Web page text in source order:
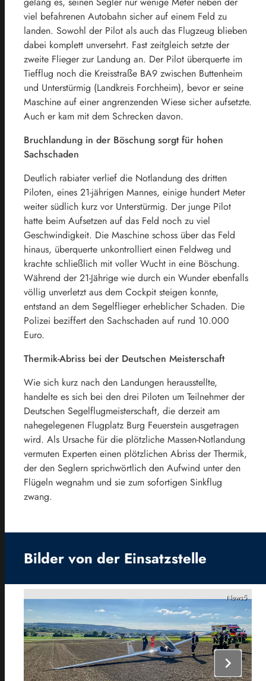
viel befahrenen Autobahn sicher auf einem Feld zu
landen. Sowohl der Pilot als auch das Flugzeug blieben
dabei komplett unversehrt. Fast zeitgleich setzte der
zweite Flieger zur Landung an. Der Pilot überquerte im
Tiefflug noch die Kreisstraße BA9 zwischen Buttenheim
und Unterstürmig (Landkreis Forchheim), bevor er seine
Maschine auf einer angrenzenden Wiese sicher aufsetzte.
Auch er kam mit dem Schrecken davon.
Bruchlandung in der Böschung sorgt für hohen
Sachschaden
Deutlich rabiater verlief die Notlandung des dritten
Piloten, eines 21-jährigen Mannes, einige hundert Meter
weiter südlich kurz vor Unterstürmig. Der junge Pilot
hatte beim Aufsetzen auf das Feld noch zu viel
Geschwindigkeit. Die Maschine schoss über das Feld
hinaus, überquerte unkontrolliert einen Feldweg und
krachte schließlich mit voller Wucht in eine Böschung.
Während der 21-Jährige wie durch ein Wunder ebenfalls
völlig unverletzt aus dem Cockpit steigen konnte,
entstand an dem Segelflieger erheblicher Schaden. Die
Polizei beziffert den Sachschaden auf rund 10.000
Euro.
Thermik-Abriss bei der Deutschen Meisterschaft
Wie sich kurz nach den Landungen herausstellte,
handelte es sich bei den drei Piloten um Teilnehmer der
Deutschen Segelflugmeisterschaft, die derzeit am
nahegelegenen Flugplatz Burg Feuerstein ausgetragen
wird. Als Ursache für die plötzliche Massen-Notlandung
vermuten Experten einen plötzlichen Abriss der Thermik,
der den Seglern sprichwörtlich den Aufwind unter den
Flügeln wegnahm und sie zum sofortigen Sinkflug
zwang.
Bilder von der Einsatzstelle
News5
chevron_right